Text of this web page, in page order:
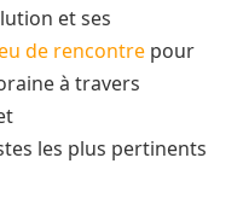
et ses
de rencontre pour
à travers
les plus pertinents